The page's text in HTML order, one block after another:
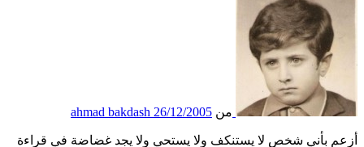
من ahmad bakdash 26/12/2005